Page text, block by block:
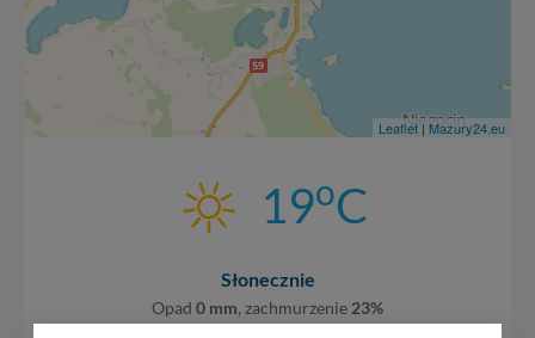
Leaflet | Mazury24.eu
19oC
Słonecznie
Opad 0 mm, zachmurzenie 23%
Wiatr16,6 km/h, w poryw.19,4 km/h